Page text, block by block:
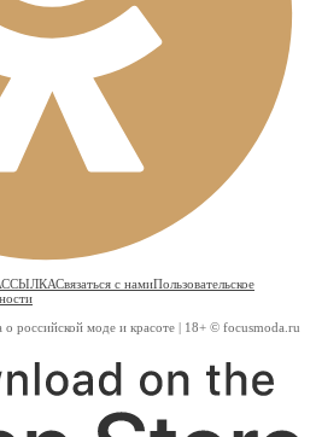
Связаться с намиПользовательское
моде и красоте | 18+ © focusmoda.ru